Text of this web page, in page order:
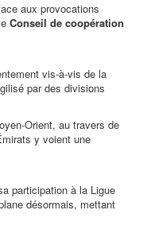
aux provocations
Conseil de coopération
vis-à-vis de la
par des divisions
Orient, au travers de
y voient une
participation à la Ligue
désormais, mettant